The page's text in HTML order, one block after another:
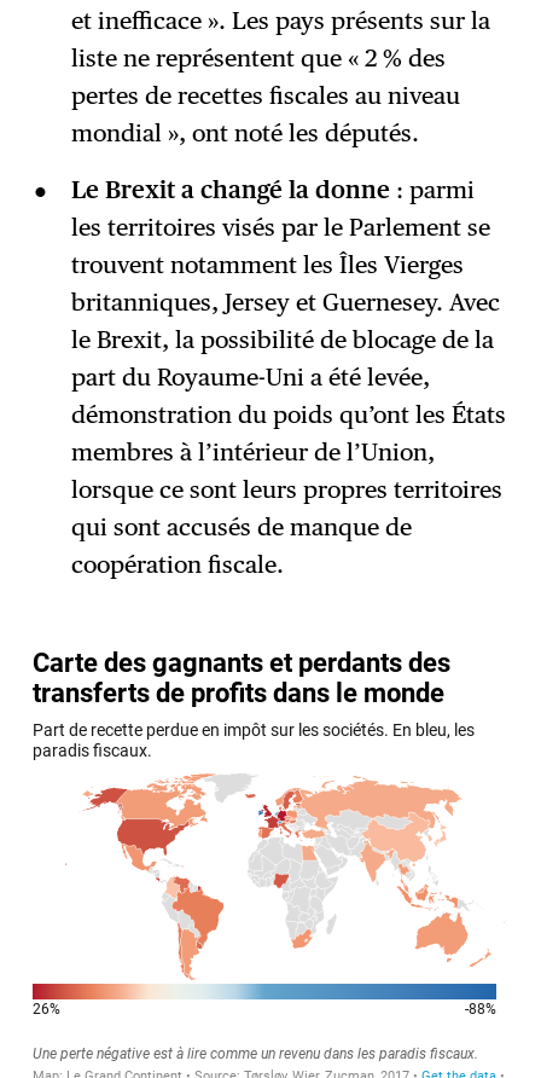
et inefficace ». Les pays présents sur la
liste ne représentent que « 2 % des
pertes de recettes fiscales au niveau
mondial », ont noté les députés.
Le Brexit a changé la donne: parmi
les territoires visés par le Parlement se
trouvent notamment les Îles Vierges
britanniques, Jersey et Guernesey. Avec
le Brexit, la possibilité de blocage de la
part du Royaume-Uni a été levée,
démonstration du poids qu’ont les États
membres à l’intérieur de l’Union,
lorsque ce sont leurs propres territoires
qui sont accusés de manque de
coopération fiscale.